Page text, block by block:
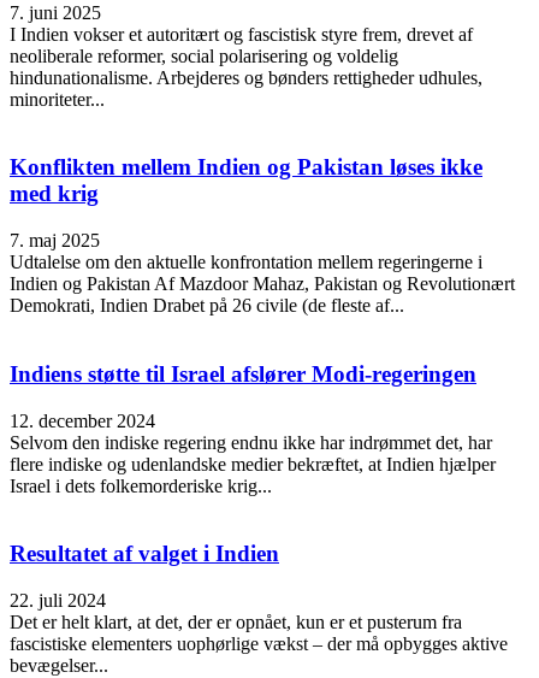
7. juni 2025
I Indien vokser et autoritært og fascistisk styre frem, drevet af
neoliberale reformer, social polarisering og voldelig
hindunationalisme. Arbejderes og bønders rettigheder udhules,
minoriteter...
Konflikten mellem Indien og Pakistan løses ikke
med krig
7. maj 2025
Udtalelse om den aktuelle konfrontation mellem regeringerne i
Indien og Pakistan Af Mazdoor Mahaz, Pakistan og Revolutionært
Demokrati, Indien Drabet på 26 civile (de fleste af...
Indiens støtte til Israel afslører Modi-regeringen
12. december 2024
Selvom den indiske regering endnu ikke har indrømmet det, har
flere indiske og udenlandske medier bekræftet, at Indien hjælper
Israel i dets folkemorderiske krig...
Resultatet af valget i Indien
22. juli 2024
Det er helt klart, at det, der er opnået, kun er et pusterum fra
fascistiske elementers uophørlige vækst – der må opbygges aktive
bevægelser...